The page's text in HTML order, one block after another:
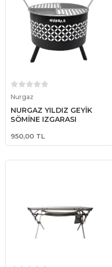
Nurgaz
NURGAZ YILDIZ GEYİK
ŞÖMİNE IZGARASI
950,00 TL